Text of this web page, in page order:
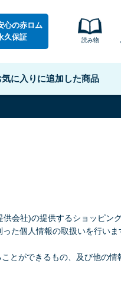
心の赤ロム
久保証
読み物
気に入りに追加した商品
供会社)の提供するショッピン
った個人情報の取扱いを行いま
とができるもの、及び他の情